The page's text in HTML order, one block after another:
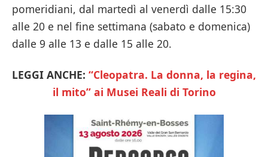
pomeridiani, dal martedì al venerdì dalle 15:30
alle 20 e nel fine settimana (sabato e domenica)
dalle 9 alle 13 e dalle 15 alle 20.
LEGGI ANCHE: “Cleopatra. La donna, la regina,
il mito” ai Musei Reali di Torino